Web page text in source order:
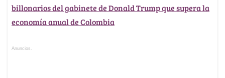
billonarios del gabinete de Donald Trump que supera la
economía anual de Colombia
Anuncios.